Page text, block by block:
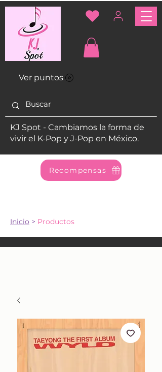
Ver puntos
KJ Spot - Cambiamos la forma de
vivir el K-Pop y J-Pop en México.
Recompensas
Inicio > Productos